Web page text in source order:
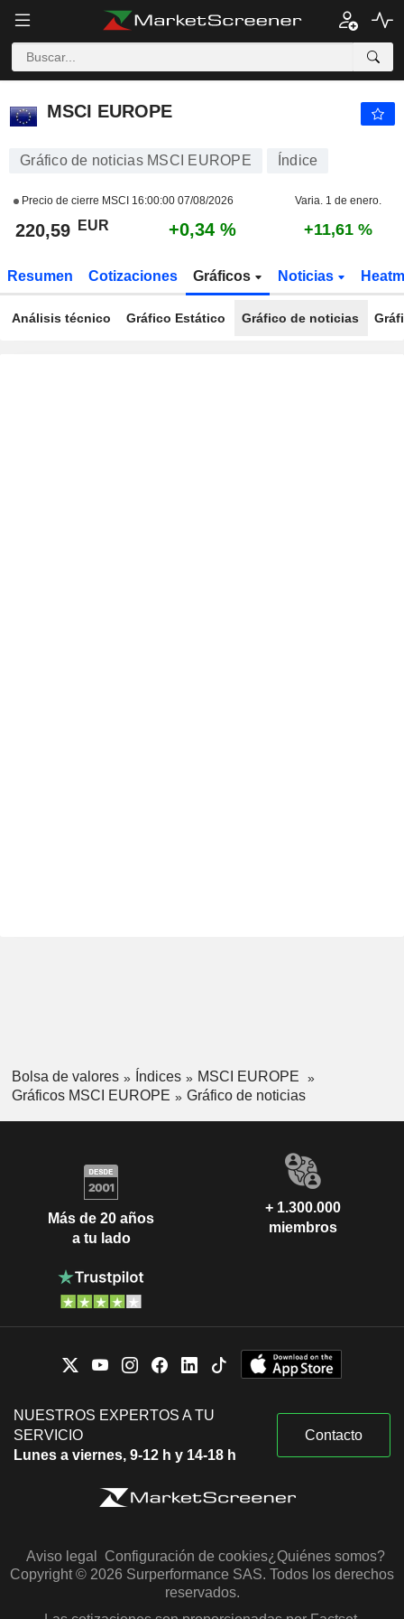
MSCI EUROPE
MSCI EUROPE
Gráfico de noticias MSCI EUROPE Índice
Precio de cierre MSCI 16:00:00 07/08/2026 Varia. 1 de enero.
220,59 EUR +0,34 % +11,61 %
Resumen Cotizaciones Gráficos Noticias
Análisis técnico Gráfico Estático Gráfico de noticias
Bolsa de valores Índices
MSCI EUROPE
Gráficos MSCI EUROPE
Gráfico de noticias
Más de 20 años
a tu lado
+ 1.300.000
miembros
NUESTROS EXPERTOS A TU
SERVICIO
Lunes a viernes, 9-12 h y 14-18 h
Contacto
Aviso legal Configuración de cookies¿Quiénes somos?
Copyright © 2026 Surperformance SAS. Todos los derechos
reservados.